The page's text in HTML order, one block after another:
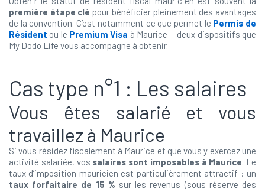
première étape clé pour bénéficier pleinement des avantages
de la convention. C’est notamment ce que permet le Permis de
Résident ou le Premium Visa à Maurice — deux dispositifs que
My Dodo Life vous accompagne à obtenir.
Cas type n°1 : Les salaires
Vous êtes salarié et vous
travaillez à Maurice
Si vous résidez fiscalement à Maurice et que vous y exercez une
activité salariée, vos salaires sont imposables à Maurice. Le
taux d’imposition mauricien est particulièrement attractif : un
taux forfaitaire de 15 % sur les revenus (sous réserve des